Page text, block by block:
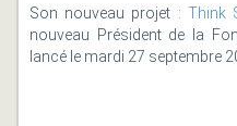
Son nouveau projet : Think
nouveau Président de la
lancé le mardi 27 septembre